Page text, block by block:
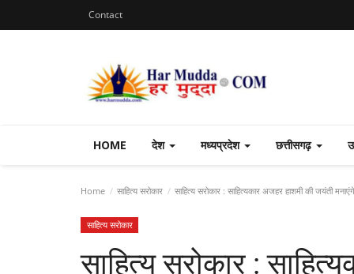
Contact
HOME देश मध्यप्रदेश छत्तीसगढ़
Home साहित्य सरोकार साहित्य सरोकार : साहित्यकार अजहर हाशमी की जयंती
साहित्य सरोकार
साहित्य सरोकार :